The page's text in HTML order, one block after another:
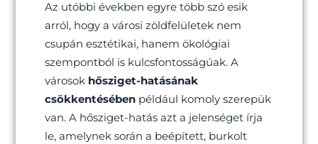
Az utóbbi években egyre több szó esik
arról, hogy a városi zöldfelületek nem
csupán esztétikai, hanem ökológiai
szempontból is kulcsfontosságúak. A
városok hősziget-hatásának
csökkentésébenpéldául komoly szerepük
van. A hősziget-hatás azt a jelenséget írja
le, amelynek során a beépített, burkolt